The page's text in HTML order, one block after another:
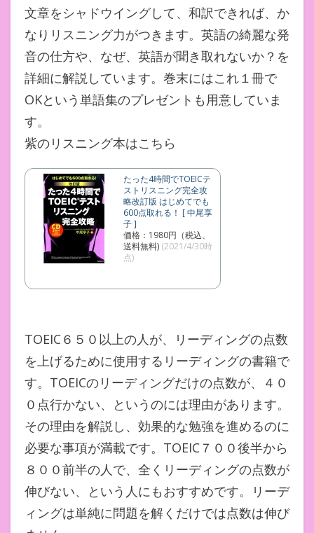
文章をシャドウイングして、和訳できれば、か
なりリスニング力がつきます。英語の綺麗な発
音の仕方や、なぜ、英語が聞き取れないか？を
詳細に解説しています。巻末にはこれ１冊で
OKという単語集のプレゼントも用意していま
す。
紫のリスニング本はこちら
たった4時間でTOEICテ
ストリスニング完全攻
略改訂版 はじめてでも
600点取れる！ [ 中尾享
子 ]
価格：1980円（税込、
送料無料) (2021/4/30時
点)
TOEIC６５０以上の人が、リーディングの点数
を上げるために使用するリーディングの書籍で
す。TOEICのリーディングだけの点数が、４０
０点行かない、というのには理由があります。
その理由を解説し、効果的な勉強を進めるのに
必要な事項が満載です。TOEIC７００後半から
８００前半の人で、全くリーディングの点数が
伸びない、という人にもおすすめです。リーデ
ィングは単純に問題を解くだけでは点数は伸び